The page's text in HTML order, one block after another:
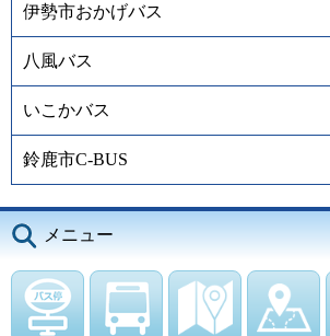
伊勢市おかげバス
八風バス
いこかバス
鈴鹿市C-BUS
メニュー